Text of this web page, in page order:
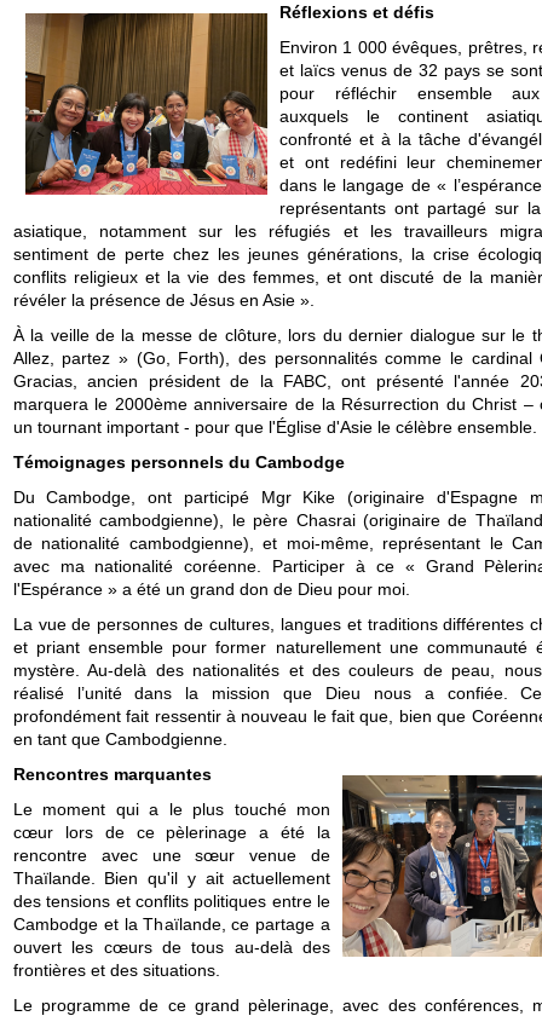
Réflexions et défis
Environ 1 000 évêques, prêtres,
et laïcs venus de 32 pays se
pour réfléchir ensemble
auxquels le continent
confronté et à la tâche
et ont redéfini leur
dans le langage de «
représentants ont partagé sur
asiatique, notamment sur les réfugiés et les travailleurs
sentiment de perte chez les jeunes générations, la crise
conflits religieux et la vie des femmes, et ont discuté de la
révéler la présence de Jésus en Asie ».
À la veille de la messe de clôture, lors du dernier dialogue sur le
Allez, partez » (Go, Forth), des personnalités comme le cardinal
Gracias, ancien président de la FABC, ont présenté l'année
marquera le 2000ème anniversaire de la Résurrection du Christ –
un tournant important - pour que l'Église d'Asie le célèbre ensemble.
Témoignages personnels du Cambodge
Du Cambodge, ont participé Mgr Kike (originaire d'Espagne
nationalité cambodgienne), le père Chasrai (originaire de
de nationalité cambodgienne), et moi-même, représentant le
avec ma nationalité coréenne. Participer à ce « Grand
l'Espérance » a été un grand don de Dieu pour moi.
La vue de personnes de cultures, langues et traditions différentes
et priant ensemble pour former naturellement une communauté
mystère. Au-delà des nationalités et des couleurs de peau,
réalisé l’unité dans la mission que Dieu nous a confiée.
profondément fait ressentir à nouveau le fait que, bien que
en tant que Cambodgienne.
Rencontres marquantes
Le moment qui a le plus touché mon
cœur lors de ce pèlerinage a été la
rencontre avec une sœur venue de
Thaïlande. Bien qu'il y ait actuellement
des tensions et conflits politiques entre le
Cambodge et la Thaïlande, ce partage a
ouvert les cœurs de tous au-delà des
frontières et des situations.
Le programme de ce grand pèlerinage, avec des conférences,